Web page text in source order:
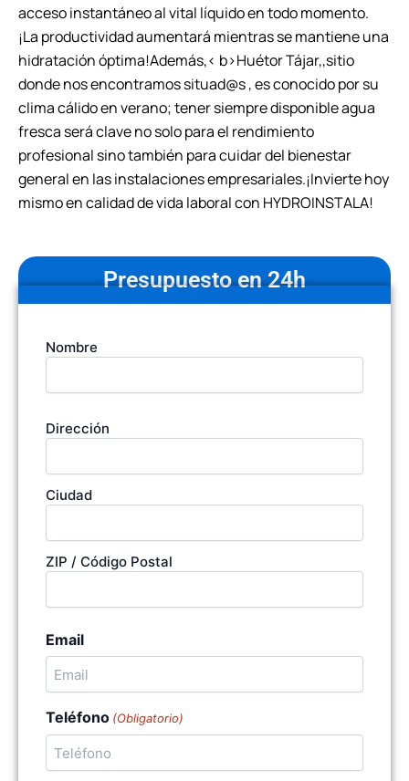
acceso instantáneo al vital líquido en todo momento.
¡La productividad aumentará mientras se mantiene una
hidratación óptima!Además,< b>Huétor Tájar,,sitio
donde nos encontramos situad@s , es conocido por su
clima cálido en verano; tener siempre disponible agua
fresca será clave no solo para el rendimiento
profesional sino también para cuidar del bienestar
general en las instalaciones empresariales.¡Invierte hoy
mismo en calidad de vida laboral con HYDROINSTALA!
Presupuesto en 24h
Tu
nombre
Nombre
Dirección
de
empresa
Dirección
Ciudad
ZIP / Código Postal
Email
Teléfono (Obligatorio)